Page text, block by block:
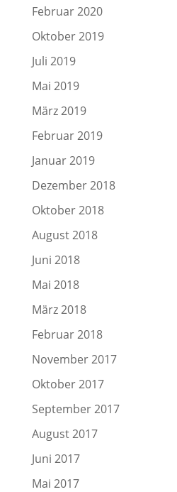
Februar 2020
Oktober 2019
Juli 2019
Mai 2019
März 2019
Februar 2019
Januar 2019
Dezember 2018
Oktober 2018
August 2018
Juni 2018
Mai 2018
März 2018
Februar 2018
November 2017
Oktober 2017
September 2017
August 2017
Juni 2017
Mai 2017